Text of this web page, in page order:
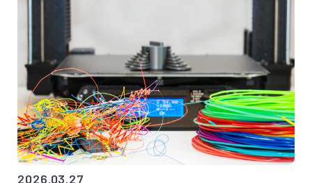
2026.03.27